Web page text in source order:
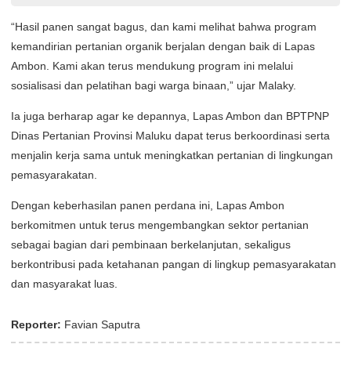
“Hasil panen sangat bagus, dan kami melihat bahwa program
kemandirian pertanian organik berjalan dengan baik di Lapas
Ambon. Kami akan terus mendukung program ini melalui
sosialisasi dan pelatihan bagi warga binaan,” ujar Malaky.
Ia juga berharap agar ke depannya, Lapas Ambon dan BPTPNP
Dinas Pertanian Provinsi Maluku dapat terus berkoordinasi serta
menjalin kerja sama untuk meningkatkan pertanian di lingkungan
pemasyarakatan.
Dengan keberhasilan panen perdana ini, Lapas Ambon
berkomitmen untuk terus mengembangkan sektor pertanian
sebagai bagian dari pembinaan berkelanjutan, sekaligus
berkontribusi pada ketahanan pangan di lingkup pemasyarakatan
dan masyarakat luas.
Reporter: Favian Saputra